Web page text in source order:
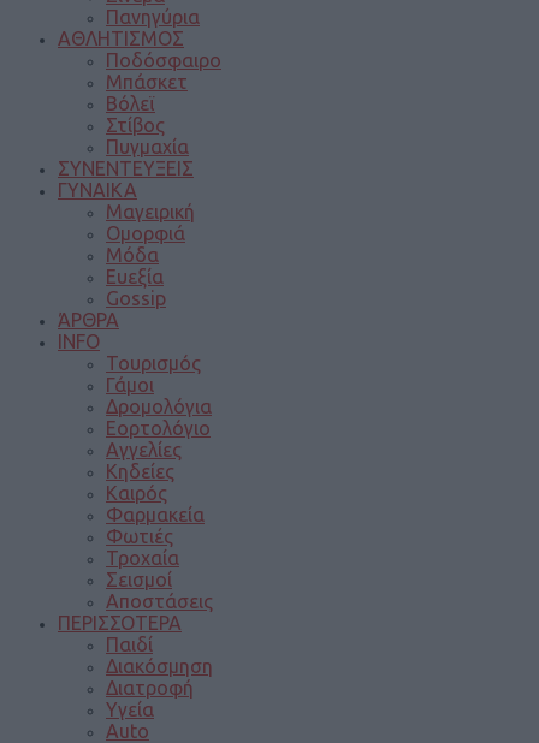
Πανηγύρια
ΑΘΛΗΤΙΣΜΟΣ
Ποδόσφαιρο
Μπάσκετ
Βόλεϊ
Στίβος
Πυγμαχία
ΣΥΝΕΝΤΕΥΞΕΙΣ
ΓΥΝΑΙΚΑ
Μαγειρική
Ομορφιά
Μόδα
Ευεξία
Gossip
ΆΡΘΡΑ
INFO
Τουρισμός
Γάμοι
Δρομολόγια
Εορτολόγιο
Αγγελίες
Κηδείες
Καιρός
Φαρμακεία
Φωτιές
Τροχαία
Σεισμοί
Αποστάσεις
ΠΕΡΙΣΣΟΤΕΡΑ
Παιδί
Διακόσμηση
Διατροφή
Υγεία
Auto